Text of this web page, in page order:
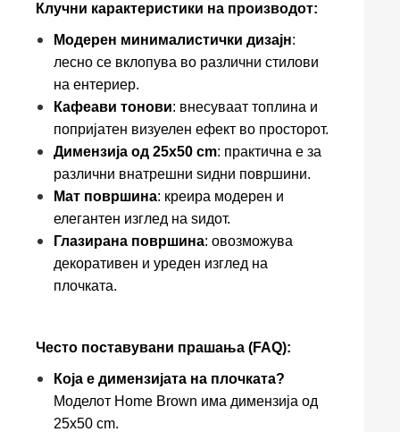
Клучни карактеристики на производот:
Модерен минималистички дизајн:
лесно се вклопува во различни стилови
на ентериер.
Кафеави тонови: внесуваат топлина и
попријатен визуелен ефект во просторот.
Димензија од 25x50 cm: практична е за
различни внатрешни ѕидни површини.
Мат површина: креира модерен и
елегантен изглед на ѕидот.
Глазирана површина: овозможува
декоративен и уреден изглед на
плочката.
Често поставувани прашања (FAQ):
Која е димензијата на плочката?
Моделот Home Brown има димензија од
25x50 cm.